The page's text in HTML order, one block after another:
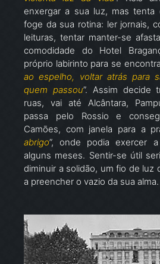
enxergar a sua luz, mas tenta
foge da sua rotina: ler jornais,
leituras, tentar manter-se
comodidade do Hotel
próprio labirinto para se
ao espelho, voltar atrás para
quem passou”. Assim decide
ruas, vai até Alcântara,
passa pelo Rossio e
Camões, com janela para a
abrigo”, onde podia exercer
alguns meses. Sentir-se útil
diminuir a solidão, um fio de luz
a preencher o vazio da sua alma.